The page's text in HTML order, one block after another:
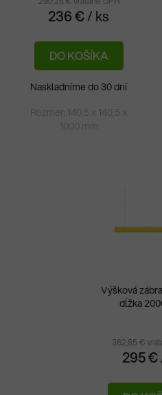
236 €/ ks
DO KOŠÍKA
Naskladníme do 30 dní
Rozmer: 140,5 x 140,5 x
1000 mm
Výšková
dĺžka
362,85 €
295 €